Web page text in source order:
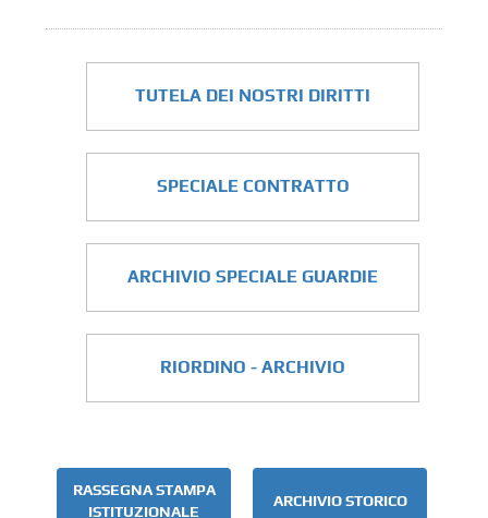
TUTELA DEI NOSTRI DIRITTI
SPECIALE CONTRATTO
ARCHIVIO SPECIALE GUARDIE
RIORDINO - ARCHIVIO
RASSEGNA STAMPA
ISTITUZIONALE
ARCHIVIO STORICO